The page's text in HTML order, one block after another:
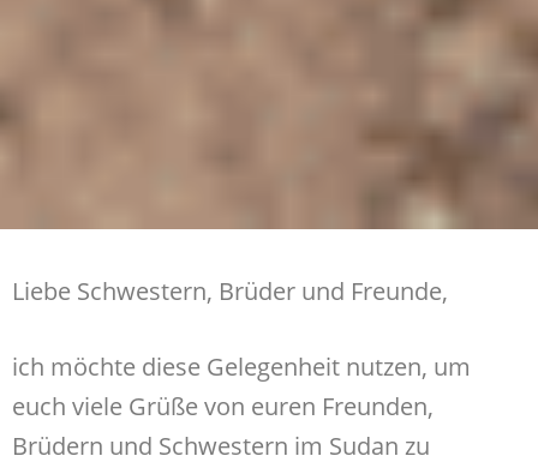
Liebe Schwestern, Brüder und Freunde,
ich möchte diese Gelegenheit nutzen, um
euch viele Grüße von euren Freunden,
Brüdern und Schwestern im Sudan zu